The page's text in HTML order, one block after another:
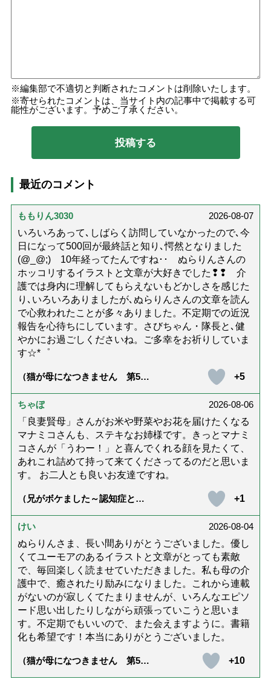
編集部で不適切と判断されたコメントは削除いたします。
寄せられたコメントは、当サイト内の記事中で掲載する可
能性がございます。予めご了承ください。
最近のコメント
ももりん3030
2026-08-07
いろいろあって､しばらく訪問していなかったので､今
日になって500回が最終話と知り､愕然となりました
(@_@;) 10年経ってたんですね･･ ぬらりんさんの
ホッコリするイラストと文章が大好きでした❢❢ 介
護では身内に理解してもらえないもどかしさを感じた
り､いろいろありましたが､ぬらりんさんの文章を読ん
で心救われたことが多々ありました。不定期での近況
報告を心待ちにしています。さびちゃん・隊長と､健
やかにお過ごしくださいね。ご多幸をお祈りしていま
す☆*゜
（猫が母になつきません 第500
+5
ちゃぼ
2026-08-06
「良妻賢母」さんがお米や野菜やお花を届けたくなる
マナミコさんも、ステキなお姉様です。きっとマナミ
コさんが「うわー！」と喜んでくれる顔を見たくて、
あれこれ詰めて持って来てくださってるのだと思いま
す。 お二人とも良いお友達ですね。
（兄がボケました～認知症と介
達』が届きました」）
+1
けい
2026-08-04
ぬらりんさま、長い間ありがとうございました。優し
くてユーモアのあるイラストと文章がとっても素敵
で、毎回楽しく読ませていただきました。私も母の介
護中で、癒されたり励みになりました。これから連載
がないのが寂しくてたまりませんが、いろんなエピソ
ード思い出したりしながら頑張っていこうと思いま
す。不定期でもいいので、また会えますように。書籍
化も希望です！本当にありがとうございました。
（猫が母になつきません 第500
+10